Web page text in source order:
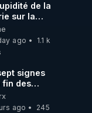
de la
sur la
de
le
ago
1.1 k
signes
fin des
selon
ago
245